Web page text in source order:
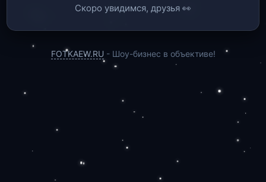
Скоро увидимся, друзья 👀
FOTKAEW.RU - Шоу-бизнес в объективе!